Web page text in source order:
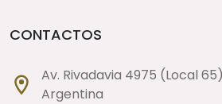
Denario
CONTACTOS
Av. Rivadavia 4975 (Local
Argentina